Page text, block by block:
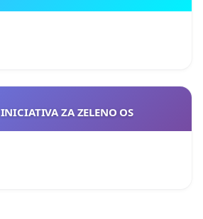
ZA ZELENO OS